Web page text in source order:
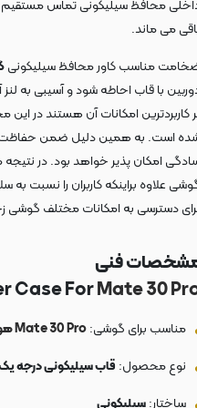
محافظ سیلیکونی تماس مستقیم
می ماند.
مناسب کاور محافظ سیلیکونی
با قاب احاطه شود و آسیبی به
کاربردترین امکانات آن هستند در
است. به همین دلیل ضمن حفاظت از
امکان پذیر خواهد بود. در
علاوه براینکه کاربران را نسبت
دسترسی به امکانات مختلف گوشی
فنی
Case ForMate 30
مناسب برای گوشی:Mate 30 Pro
نوع محصول: قاب سیلیکونی درجه
ساختار:سیلیکونی